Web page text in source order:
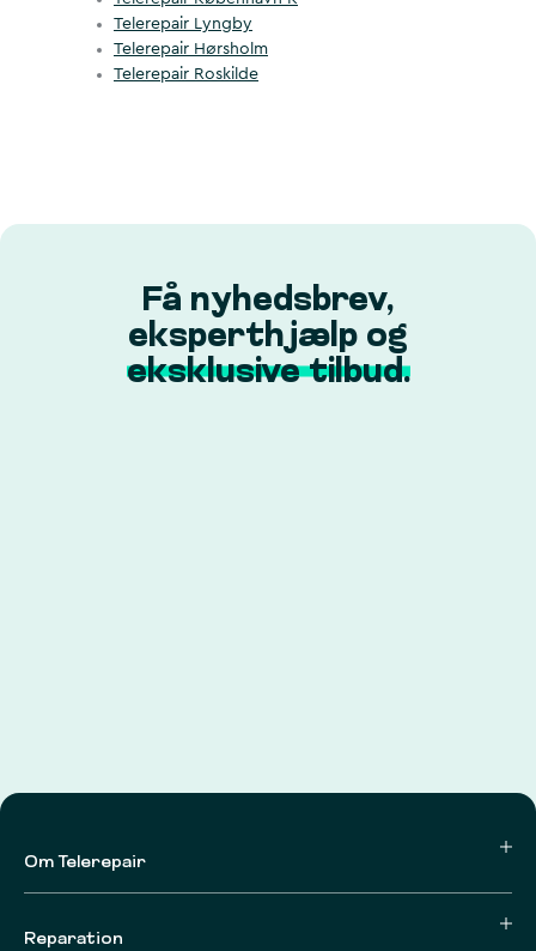
Telerepair Lyngby
Telerepair Hørsholm
Telerepair Roskilde
Få nyhedsbrev,
eksperthjælp og
eksklusive tilbud.
Om Telerepair
Reparation